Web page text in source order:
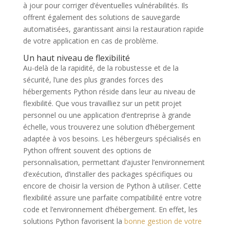
à jour pour corriger d’éventuelles vulnérabilités. Ils
offrent également des solutions de sauvegarde
automatisées, garantissant ainsi la restauration rapide
de votre application en cas de problème.
Un haut niveau de flexibilité
Au-delà de la rapidité, de la robustesse et de la
sécurité, l’une des plus grandes forces des
hébergements Python réside dans leur au niveau de
flexibilité. Que vous travailliez sur un petit projet
personnel ou une application d’entreprise à grande
échelle, vous trouverez une solution d’hébergement
adaptée à vos besoins. Les hébergeurs spécialisés en
Python offrent souvent des options de
personnalisation, permettant d’ajuster l’environnement
d’exécution, d’installer des packages spécifiques ou
encore de choisir la version de Python à utiliser. Cette
flexibilité assure une parfaite compatibilité entre votre
code et l’environnement d’hébergement. En effet, les
solutions Python favorisent la bonne gestion de votre